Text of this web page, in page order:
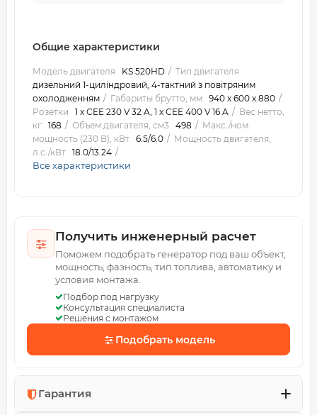
Общие характеристики
Модель двигателя KS 520HD
Тип двигателя
дизельний 1-циліндровий, 4-тактний з повітряним
охолодженням
Габариты брутто, мм 940 х 600 х 880
Розетки
1 x CEE 230 V 32 A, 1 x CEE 400 V 16 A
Вес нетто,
кг 168 Объем двигателя, см3 498
Макс./ном.
мощность (230 В), кВт 6.5/6.0
Мощность двигателя,
л.с./кВт 18.0/13.24
Все характеристики
Получить инженерный расчет
Поможем подобрать генератор под ваш объект,
мощность, фазность, тип топлива, автоматику и
условия монтажа.
Подбор под нагрузку
Консультация специалиста
Решения с монтажом
Подобрать модель
Гарантия